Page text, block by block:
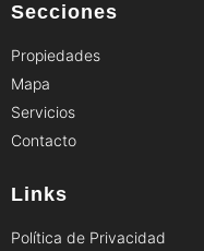
Secciones
Propiedades
Mapa
Servicios
Contacto
Links
Política de Privacidad